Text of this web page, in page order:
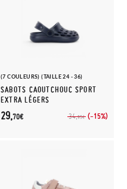
(7 COULEURS) (TAILLE 24 - 36)
SABOTS CAOUTCHOUC SPORT
EXTRA LÉGERS
34,95€ (-15%)
29,70€